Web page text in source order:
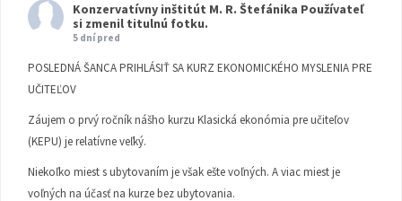
Konzervatívny inštitút M. R. Štefánika Používateľ
si zmenil titulnú fotku.
5 dní pred
POSLEDNÁ ŠANCA PRIHLÁSIŤ SA KURZ EKONOMICKÉHO MYSLENIA PRE
UČITEĽOV
Záujem o prvý ročník nášho kurzu Klasická ekonómia pre učiteľov
(KEPU) je relatívne veľký.
Niekoľko miest s ubytovaním je však ešte voľných. A viac miest je
voľných na účasť na kurze bez ubytovania.